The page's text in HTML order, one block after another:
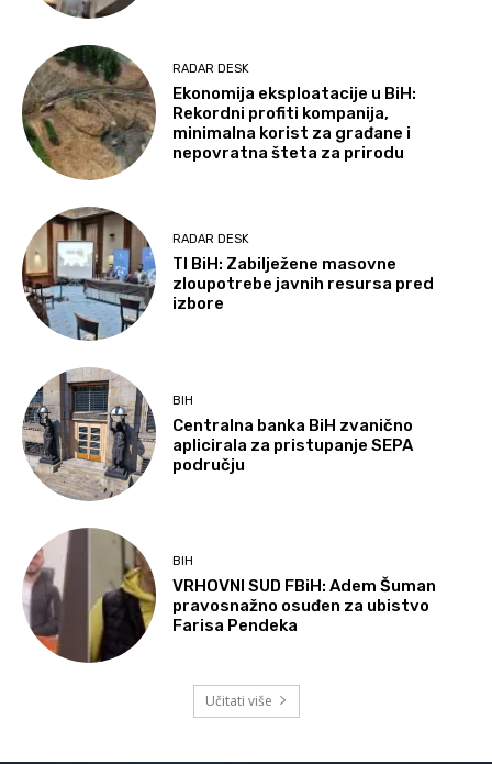
RADAR DESK
Ekonomija eksploatacije u BiH:
Rekordni profiti kompanija,
minimalna korist za građane i
nepovratna šteta za prirodu
RADAR DESK
TI BiH: Zabilježene masovne
zloupotrebe javnih resursa pred
izbore
BIH
Centralna banka BiH zvanično
aplicirala za pristupanje SEPA
području
BIH
VRHOVNI SUD FBiH: Adem Šuman
pravosnažno osuđen za ubistvo
Farisa Pendeka
Učitati više